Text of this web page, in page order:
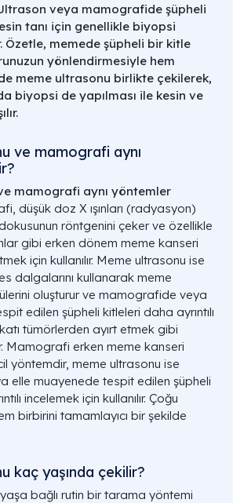
veya mamografide şüpheli
tanı için genellikle biyopsi
Özetle, memede şüpheli bir kitle
yönlendirmesiyle hem
meme ultrasonu birlikte çekilerek,
biyopsi de yapılması ile kesin ve
ve mamografi aynı
mamografi aynı yöntemler
düşük doz X ışınları (radyasyon)
röntgenini çeker ve özellikle
gibi erken dönem meme kanseri
için kullanılır. Meme ultrasonu ise
dalgalarını kullanarak meme
oluşturur ve mamografide veya
edilen şüpheli kitleleri daha ayrıntılı
tümörlerden ayırt etmek gibi
Mamografi erken meme kanseri
yöntemdir, meme ultrasonu ise
elle muayenede tespit edilen şüpheli
incelemek için kullanılır. Çoğu
birbirini tamamlayıcı bir şekilde
kaç yaşında çekilir?
bağlı rutin bir tarama yöntemi